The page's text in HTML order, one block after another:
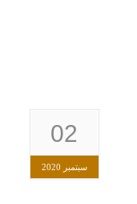
02
سبتمبر 2020